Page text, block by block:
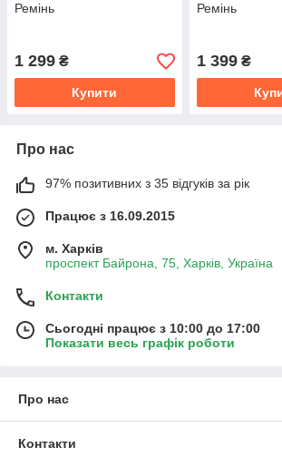
Ремінь
1 299 ₴
Купити
Ремінь
1 399₴
Про нас
97% позитивних з 35 відгуків за рік
Працює з 16.09.2015
м. Харків
проспект Байрона, 75, Харків, Україна
Контакти
Сьогодні працює з 10:00 до 17:00
Показати весь графік роботи
Про нас
Контакти